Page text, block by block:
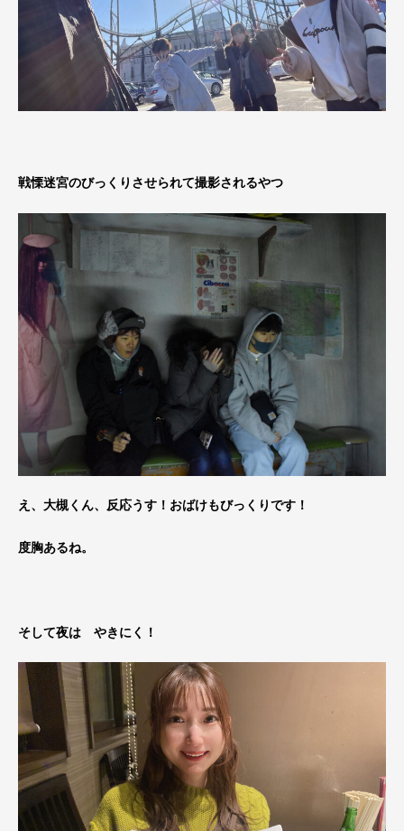
戦慄迷宮のびっくりさせられて撮影されるやつ
え、大槻くん、反応うす！おばけもびっくりです！
度胸あるね。
そして夜は やきにく！